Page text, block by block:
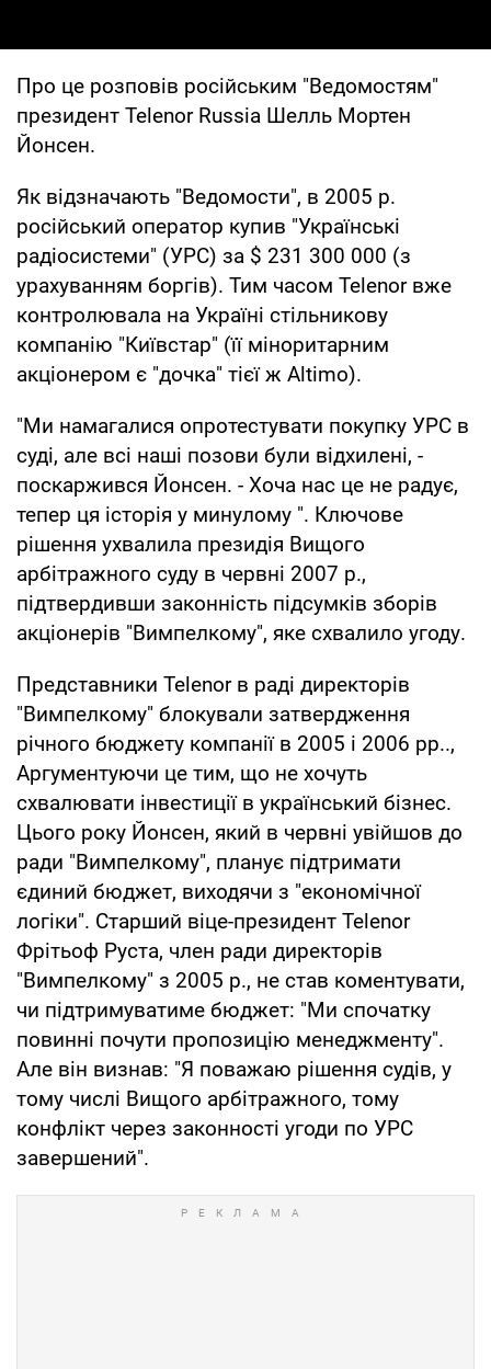
Про це розповів російським "Ведомостям"
президент Telenor Russia Шелль Мортен
Йонсен.
Як відзначають "Ведомости", в 2005 р.
російський оператор купив "Українські
радіосистеми" (УРС) за $ 231 300 000 (з
урахуванням боргів). Тим часом Telenor вже
контролювала на Україні стільникову
компанію "Київстар" (її міноритарним
акціонером є "дочка" тієї ж Altimo).
"Ми намагалися опротестувати покупку УРС в
суді, але всі наші позови були відхилені, -
поскаржився Йонсен. - Хоча нас це не радує,
тепер ця історія у минулому ". Ключове
рішення ухвалила президія Вищого
арбітражного суду в червні 2007 р.,
підтвердивши законність підсумків зборів
акціонерів "Вимпелкому", яке схвалило угоду.
Представники Telenor в раді директорів
"Вимпелкому" блокували затвердження
річного бюджету компанії в 2005 і 2006 рр..,
Аргументуючи це тим, що не хочуть
схвалювати інвестиції в український бізнес.
Цього року Йонсен, який в червні увійшов до
ради "Вимпелкому", планує підтримати
єдиний бюджет, виходячи з "економічної
логіки". Старший віце-президент Telenor
Фрітьоф Руста, член ради директорів
"Вимпелкому" з 2005 р., не став коментувати,
чи підтримуватиме бюджет: "Ми спочатку
повинні почути пропозицію менеджменту".
Але він визнав: "Я поважаю рішення судів, у
тому числі Вищого арбітражного, тому
конфлікт через законності угоди по УРС
завершений".